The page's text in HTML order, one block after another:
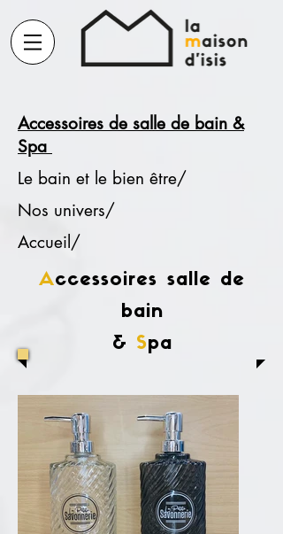
Accessoires de salle de bain &
Spa
Le bain et le bien être/
Nos univers/
Accueil/
Accessoires salle de
bain
& Spa